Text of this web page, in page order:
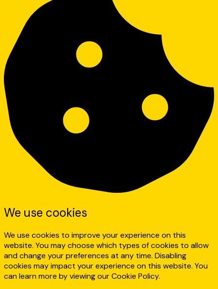
We use cookies
We use cookies to improve your experience on this
website. You may choose which types of cookies to allow
and change your preferences at any time. Disabling
cookies may impact your experience on this website. You
can learn more by viewing our Cookie Policy.